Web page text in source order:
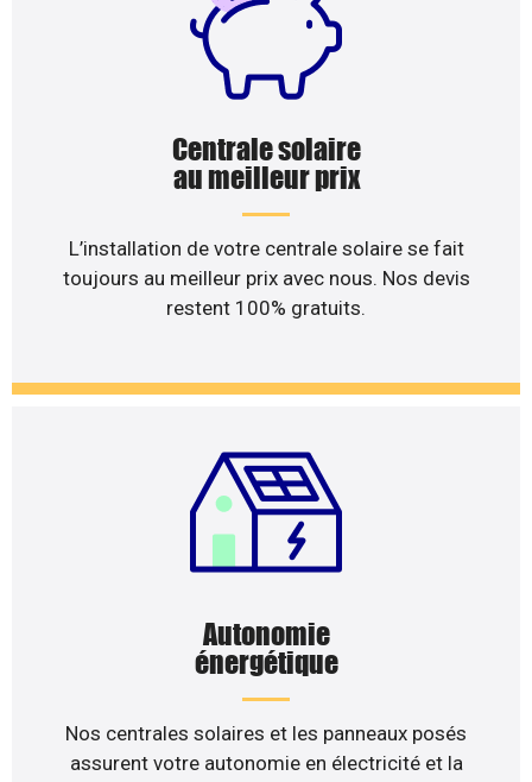
Centrale solaire
au meilleur prix
L’installation de votre centrale solaire se fait
toujours au meilleur prix avec nous. Nos devis
restent 100% gratuits.
Autonomie
énergétique
Nos centrales solaires et les panneaux posés
assurent votre autonomie en électricité et la